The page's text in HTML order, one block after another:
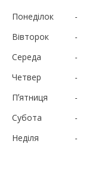
Понеділок
Вівторок
Середа
Четвер
Пʼятниця
Субота
Неділя